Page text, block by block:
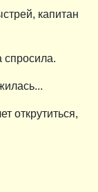
капитан
спросила.
открутиться,